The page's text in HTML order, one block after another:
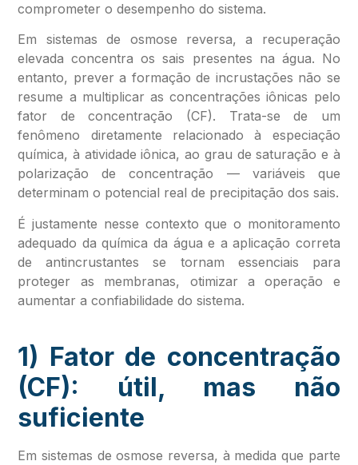
comprometer o desempenho do sistema.
Em sistemas de osmose reversa, a recuperação
elevada concentra os sais presentes na água. No
entanto, prever a formação de incrustações não se
resume a multiplicar as concentrações iônicas pelo
fator de concentração (CF). Trata-se de um
fenômeno diretamente relacionado à especiação
química, à atividade iônica, ao grau de saturação e à
polarização de concentração — variáveis que
determinam o potencial real de precipitação dos sais.
É justamente nesse contexto que o monitoramento
adequado da química da água e a aplicação correta
de antincrustantes se tornam essenciais para
proteger as membranas, otimizar a operação e
aumentar a confiabilidade do sistema.
1) Fator de concentração
(CF): útil, mas não
suficiente
Em sistemas de osmose reversa, à medida que parte